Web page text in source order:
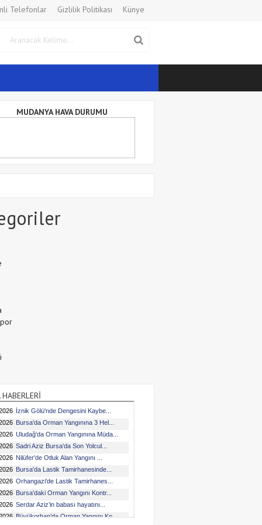
Telefonlar Gizlilik Politikası Künye
MUDANYA HAVA DURUMU